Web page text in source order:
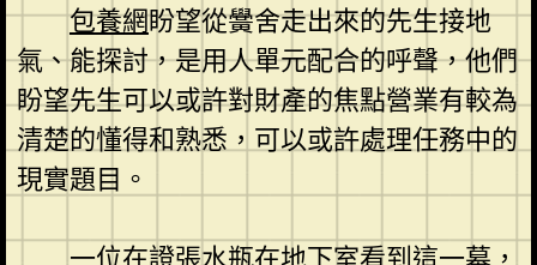
包養網盼望從黌舍走出來的先生接地
氣、能探討，是用人單元配合的呼聲，他們
盼望先生可以或許對財產的焦點營業有較為
清楚的懂得和熟悉，可以或許處理任務中的
現實題目。